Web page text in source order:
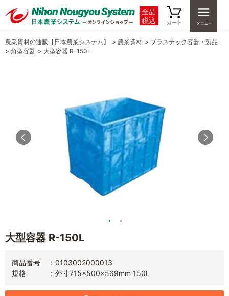
全品
税込
カート
農業資材の通販【日本農業システム】 > 農業資材 > プラスチック容器・製品
> 角型容器 > 大型容器 R-150L
大型容器 R-150L
商品番号
0103002000013
規格
外寸715×500×569mm 150L